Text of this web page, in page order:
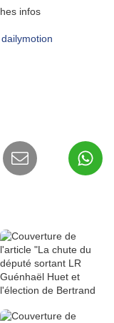
infos
dailymotion